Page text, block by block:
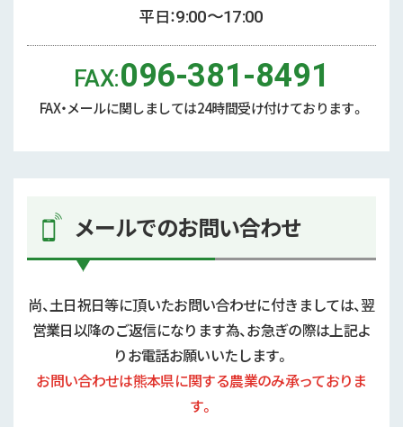
平日：9:00〜17:00
FAX:096-381-8491
FAX・メールに関しましては24時間受け付けております。
メールでのお問い合わせ
尚、土日祝日等に頂いたお問い合わせに付きましては、翌
営業日以降のご返信になります為、お急ぎの際は上記よ
りお電話お願いいたします。
お問い合わせは熊本県に関する農業のみ承っておりま
す。